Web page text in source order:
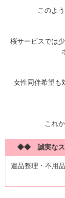
このよ
桜サービスでは
女性同伴希望も
これ
◆◆ 誠実なス
遺品整理・不用